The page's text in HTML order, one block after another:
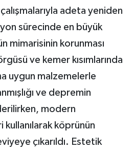
adeta yeniden
sürecinde en büyük
mimarisinin korunması
ve kemer kısımlarında
uygun malzemelerle
ve depremin
modern
köprünün
çıkarıldı. Estetik